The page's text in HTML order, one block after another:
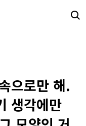
으로만 해.
생각에만